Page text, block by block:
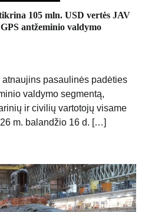
105 mln. USD vertės JAV
antžeminio valdymo
pasaulinės padėties
valdymo segmentą,
ir civilių vartotojų visame
m. balandžio 16 d. […]